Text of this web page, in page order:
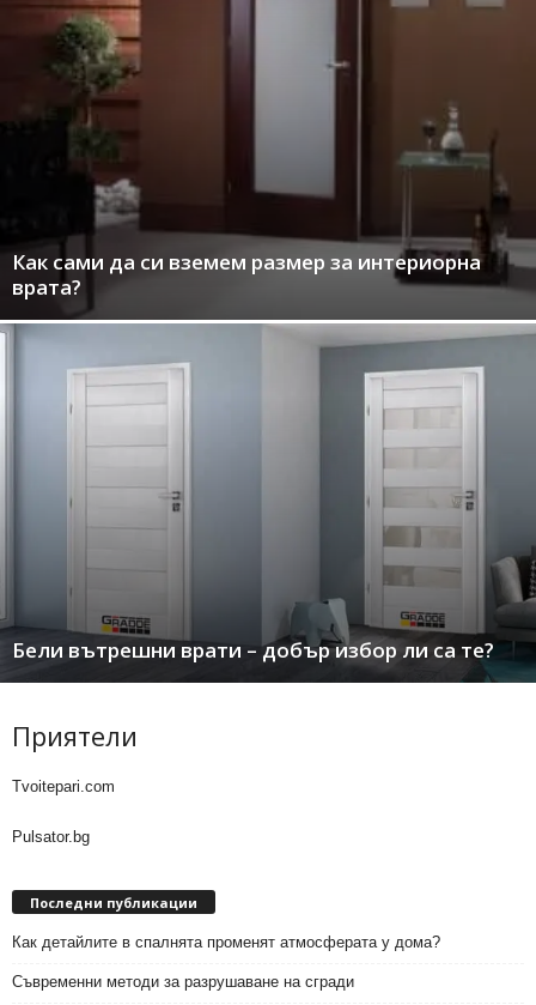
Как сами да си вземем размер за интериорна
врата?
Бели вътрешни врати – добър избор ли са те?
Приятели
Tvoitepari.com
Pulsator.bg
Последни публикации
Как детайлите в спалнята променят атмосферата у дома?
Съвременни методи за разрушаване на сгради